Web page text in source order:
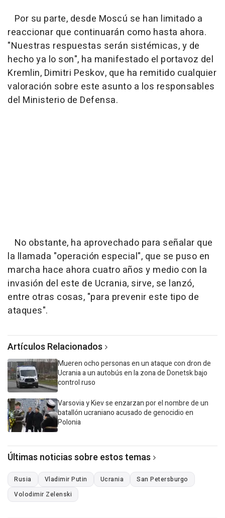
Por su parte, desde Moscú se han limitado a
reaccionar que continuarán como hasta ahora.
"Nuestras respuestas serán sistémicas, y de
hecho ya lo son", ha manifestado el portavoz del
Kremlin, Dimitri Peskov, que ha remitido cualquier
valoración sobre este asunto a los responsables
del Ministerio de Defensa.
No obstante, ha aprovechado para señalar que
la llamada "operación especial", que se puso en
marcha hace ahora cuatro años y medio con la
invasión del este de Ucrania, sirve, se lanzó,
entre otras cosas, "para prevenir este tipo de
ataques".
Artículos Relacionados
Mueren ocho personas en un ataque con dron de
Ucrania a un autobús en la zona de Donetsk bajo
control ruso
Varsovia y Kiev se enzarzan por el nombre de un
batallón ucraniano acusado de genocidio en
Polonia
Últimas noticias sobre estos temas
Rusia Vladimir Putin Ucrania
San Petersburgo
Volodimir Zelenski